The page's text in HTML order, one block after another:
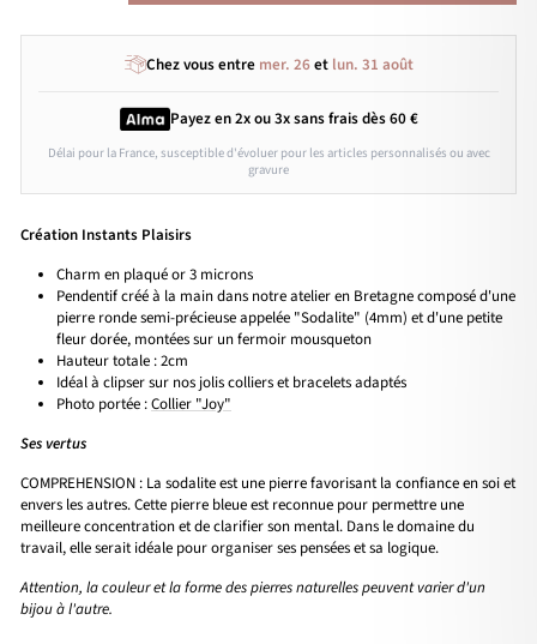
Chez vous entre mer. 26et lun. 31 août
Payez en 2x ou 3xsans fraisdès 60 €
Délai pour la France, susceptible d'évoluer pour les articles personnalisés ou avec
gravure
Création Instants Plaisirs
Charm en plaqué or 3 microns
Pendentif créé à la main dans notre atelier en Bretagne composé d'une
pierre ronde semi-précieuse appelée "Sodalite" (4mm) et d'une petite
fleur dorée, montées sur un fermoir mousqueton
Hauteur totale : 2cm
Idéal à clipser sur nos jolis colliers et bracelets adaptés
Photo portée :Collier "Joy"
Ses vertus
COMPREHENSION : La sodalite est une pierre favorisant la confiance en soi et
envers les autres. Cette pierre bleue est reconnue pour permettre une
meilleure concentration et de clarifier son mental. Dans le domaine du
travail, elle serait idéale pour organiser ses pensées et sa logique.
Attention, la couleur et la forme des pierres naturelles peuvent varier d'un
bijou à l'autre.